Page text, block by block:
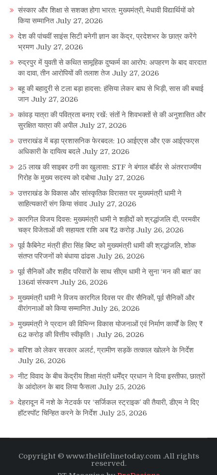
संस्कार और शिक्षा से सशक्त होगा भारत: मुख्यमंत्री, मेधावी विद्यार्थियों को
किया सम्मानित July 27, 2026
देश की पांचवीं साइंस सिटी बनेगी ज्ञान का केंद्र, प्रदेशभर के छात्र करेंगे
भ्रमण July 27, 2026
रुद्रपुर में युवती से कथित सामूहिक दुष्कर्म का आरोप: अपहरण के बाद वारदात
का दावा, तीन आरोपियों की तलाश तेज July 27, 2026
बहू की बहादुरी से टला बड़ा हादसा: हंसिया लेकर बाघ से भिड़ी, सास की बचाई
जान July 27, 2026
कांवड़ यात्रा की पवित्रता बनाए रखें: संतों ने शिवभक्तों से की अनुशासित और
सुरक्षित यात्रा की अपील July 27, 2026
उत्तराखंड में बड़ा प्रशासनिक फेरबदल: 10 आईएएस और एक आईएफएस
अधिकारी के दायित्व बदले July 27, 2026
25 लाख की साइबर ठगी का खुलासा: STF ने बंगाल बॉर्डर से अंतरराज्यीय
गिरोह के मुख्य सदस्य को दबोचा July 27, 2026
उत्तराखंड के विकास और सांस्कृतिक विरासत पर मुख्यमंत्री धामी ने
साहित्यकारों संग किया संवाद July 27, 2026
कारगिल विजय दिवस: मुख्यमंत्री धामी ने शहीदों को श्रद्धांजलि दी, परमवीर
चक्र विजेताओं की सहायता राशि अब ₹2 करोड़ July 26, 2026
पूर्व कैबिनेट मंत्री हीरा सिंह बिष्ट को मुख्यमंत्री धामी की श्रद्धांजलि, शोक
संतप्त परिजनों को बंधाया ढांढस July 26, 2026
पूर्व सैनिकों और शहीद परिवारों के साथ सीएम धामी ने सुना ‘मन की बात’ का
136वां संस्करण July 26, 2026
मुख्यमंत्री धामी ने विजय कारगिल दिवस पर वीर सैनिकों, पूर्व सैनिकों और
वीरांगनाओं को किया सम्मानित July 26, 2026
मुख्यमंत्री ने प्रदान की विभिन्न विकास योजनाओं एवं निर्माण कार्यों के लिए ₹
62 करोड़ की वित्तीय स्वीकृति। July 26, 2026
बारिश को लेकर सरकार अलर्ट, ग्रामीण सड़कें तत्काल खोलने के निर्देश
July 26, 2026
नीट विवाद के बीच केंद्रीय शिक्षा मंत्री धर्मेंद्र प्रधान ने दिया इस्तीफा, छात्रों
के आंदोलन के बाद लिया फैसला July 25, 2026
देहरादून में नशे के नेटवर्क पर ‘सर्जिकल स्ट्राइक’ की तैयारी, डीएम ने दिए
हॉटस्पॉट चिन्हित करने के निर्देश July 25, 2026
Copyright © www.thelifelinetoday.com .All rights
reserved.